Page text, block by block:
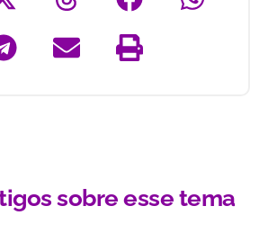
sobre esse tema